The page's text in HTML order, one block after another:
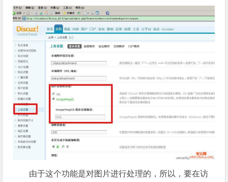
由于这个功能是对图片进行处理的，所以，要在访